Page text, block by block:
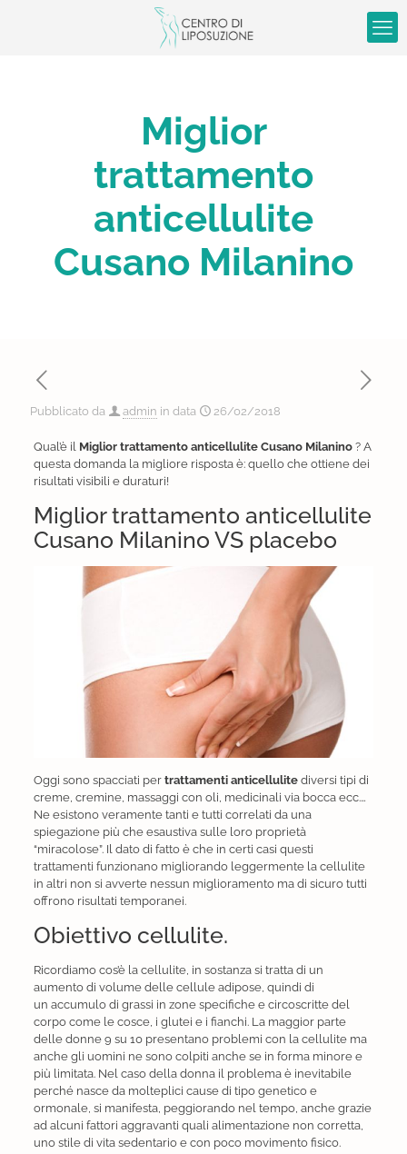
Miglior
trattamento
anticellulite
Cusano Milanino
Pubblicato da admin in data 26/02/2018
Qual’è il Miglior trattamento anticellulite Cusano Milanino ? A
questa domanda la migliore risposta è: quello che ottiene dei
risultati visibili e duraturi!
Miglior trattamento anticellulite
Cusano Milanino VS placebo
Oggi sono spacciati per trattamenti anticellulite diversi tipi di
creme, cremine, massaggi con oli, medicinali via bocca ecc.…
Ne esistono veramente tanti e tutti correlati da una
spiegazione più che esaustiva sulle loro proprietà
“miracolose”. Il dato di fatto è che in certi casi questi
trattamenti funzionano migliorando leggermente la cellulite
in altri non si avverte nessun miglioramento ma di sicuro tutti
offrono risultati temporanei.
Obiettivo cellulite.
Ricordiamo cos’è la cellulite, in sostanza si tratta di un
aumento di volume delle cellule adipose, quindi di
un accumulo di grassi in zone specifiche e circoscritte del
corpo come le cosce, i glutei e i fianchi. La maggior parte
delle donne 9 su 10 presentano problemi con la cellulite ma
anche gli uomini ne sono colpiti anche se in forma minore e
più limitata. Nel caso della donna il problema è inevitabile
perché nasce da molteplici cause di tipo genetico e
ormonale, si manifesta, peggiorando nel tempo, anche grazie
ad alcuni fattori aggravanti quali alimentazione non corretta,
uno stile di vita sedentario e con poco movimento fisico.